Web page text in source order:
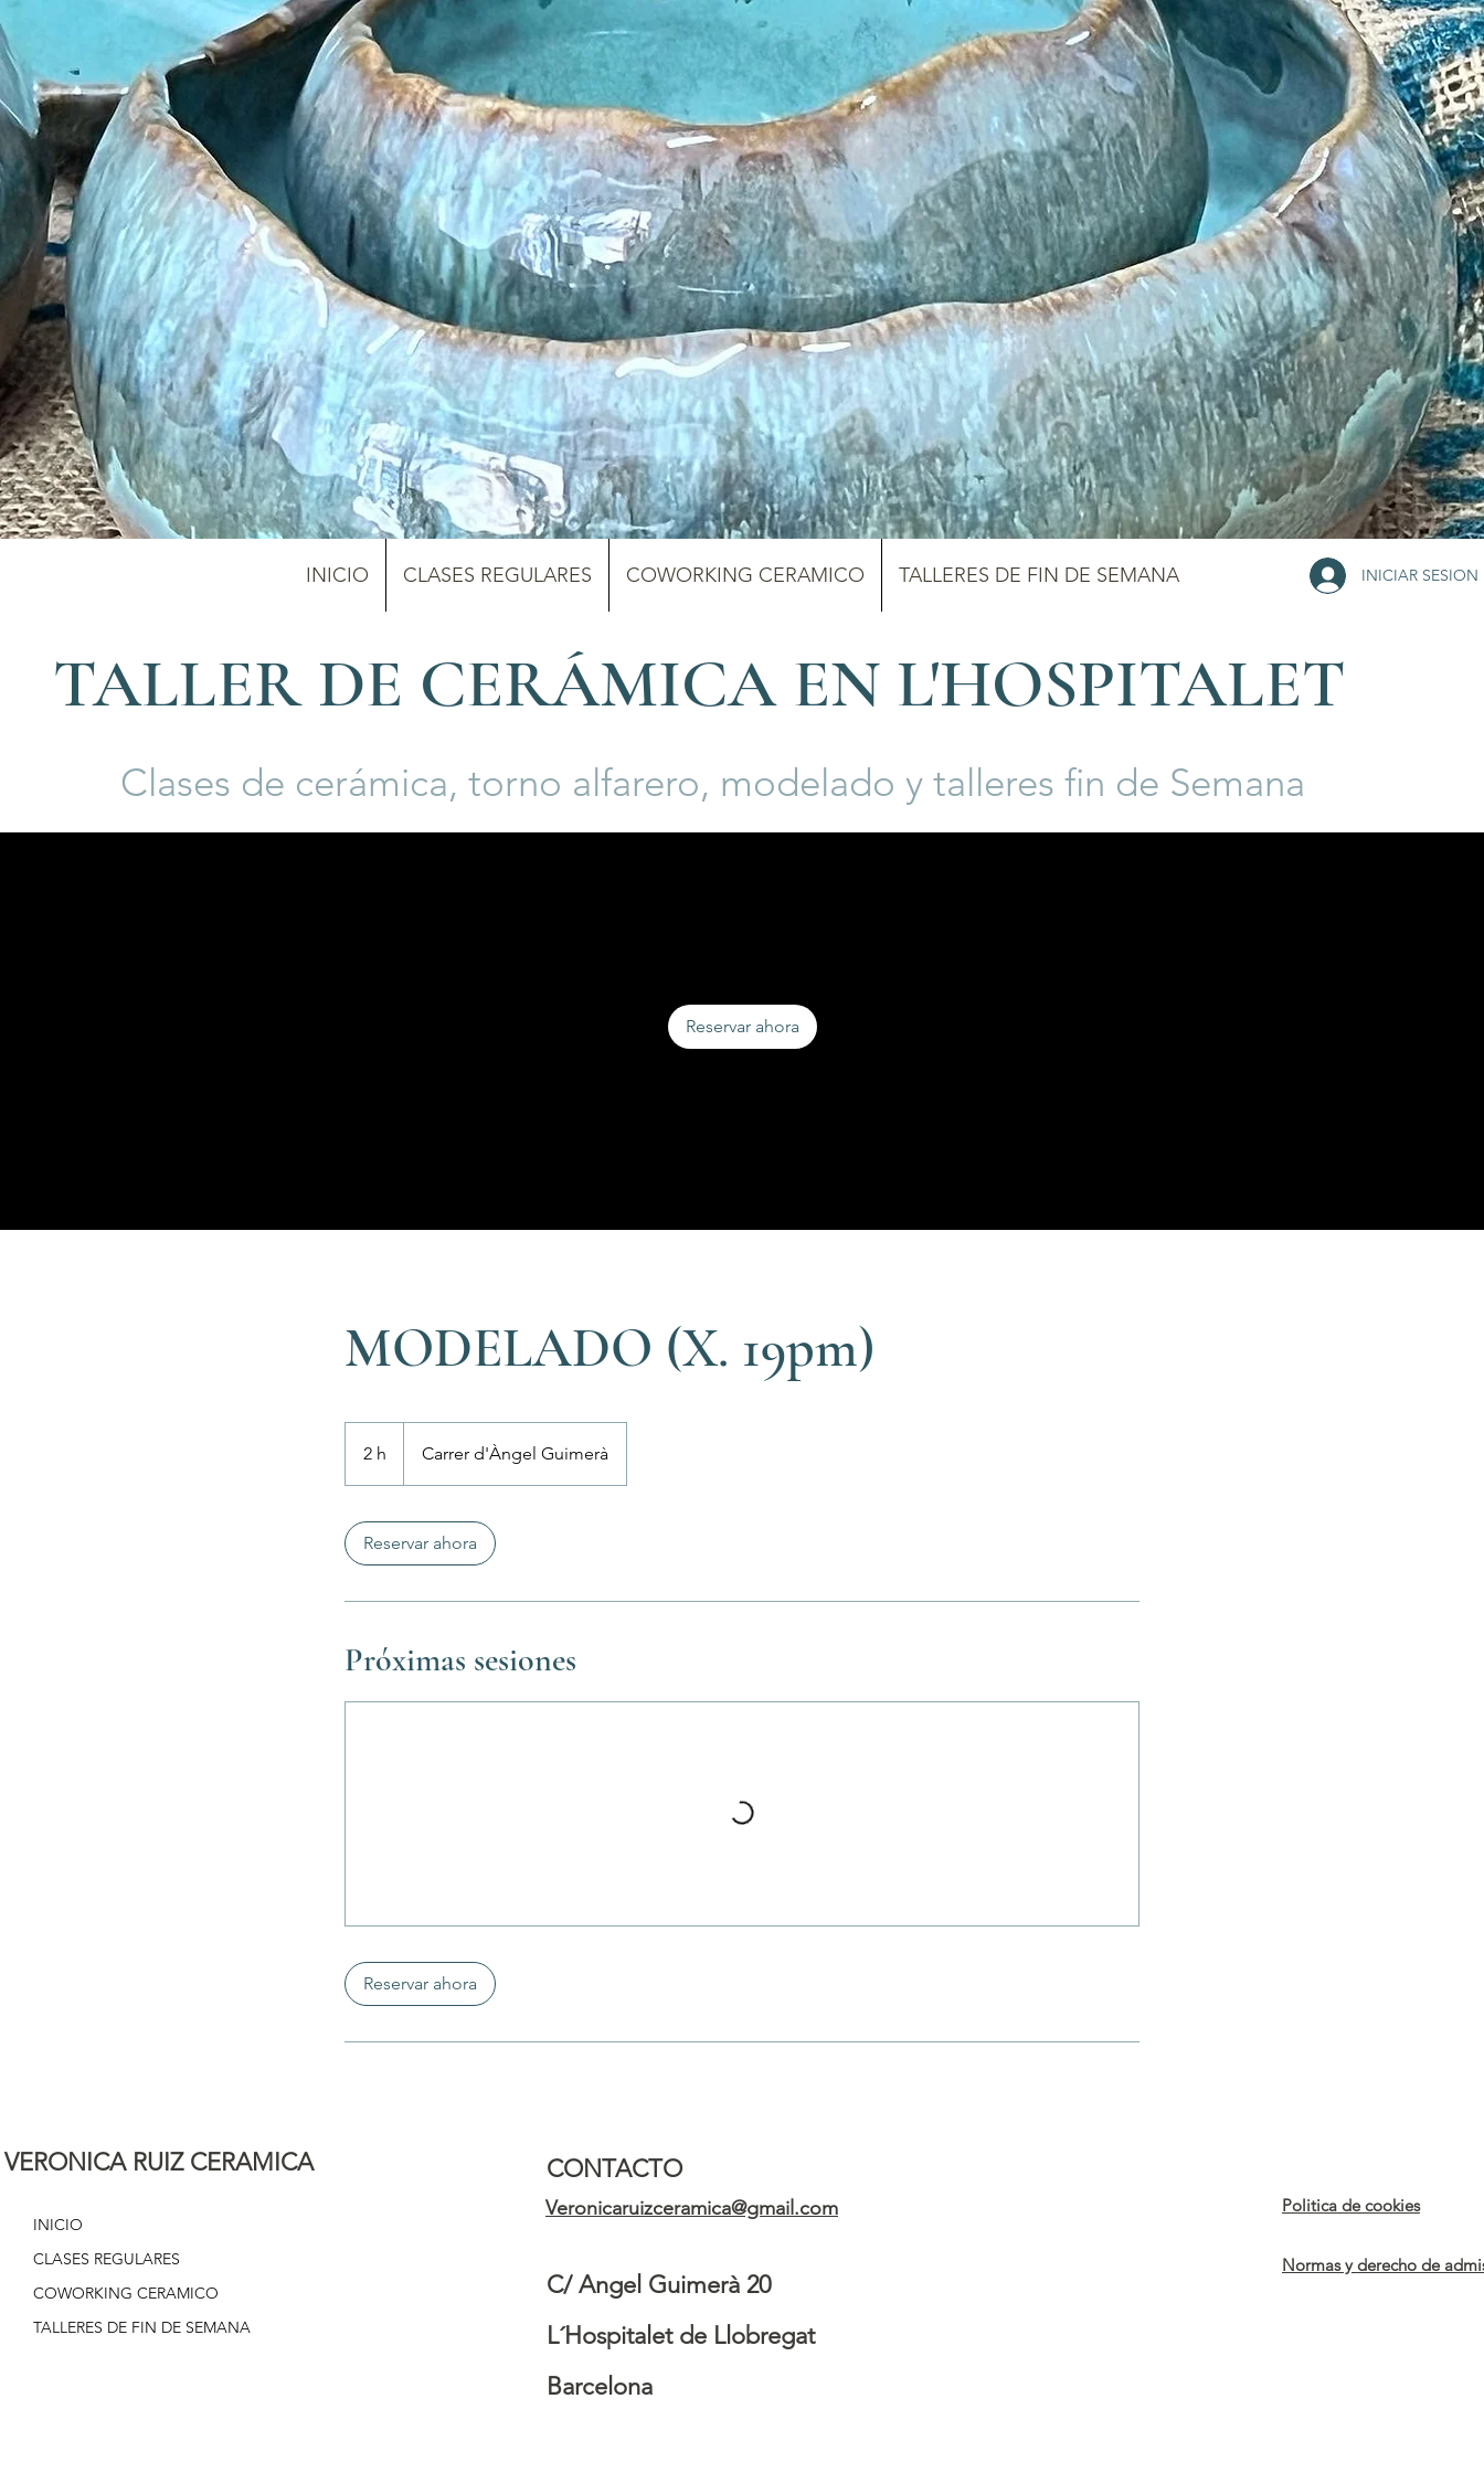
INICIAR SESION
INICIO CLASES REGULARES COWORKING CERAMICO TALLERES DE FIN DE SEMANA
TALLER DE CERÁMICA EN L'HOSPITALET
Clases de cerámica, torno alfarero, modelado y talleres fin de Semana
Reservar ahora
MODELADO (X. 19pm)
2 h Carrer d'Àngel Guimerà
Reservar ahora
Próximas sesiones
Reservar ahora
VERONICA RUIZ CERAMICA
INICIO
CLASES REGULARES
COWORKING CERAMICO
TALLERES DE FIN DE SEMANA
CONTACTO
Veronicaruizceramica@gmail.com
C/ Angel Guimerà 20
L´Hospitalet de Llobregat
Barcelona
Politica de cookies
Normas y derecho de